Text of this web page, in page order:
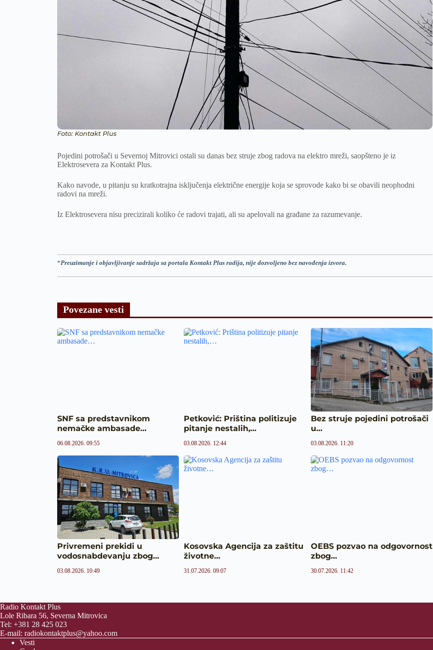
Foto: Kontakt Plus
Pojedini potrošači u Severnoj Mitrovici ostali su danas bez struje zbog radova na elektro mreži, saopšteno je iz
Elektrosevera za Kontakt Plus.
Kako navode, u pitanju su kratkotrajna isključenja električne energije koja se sprovode kako bi se obavili neophodni
radovi na mreži.
Iz Elektrosevera nisu precizirali koliko će radovi trajati, ali su apelovali na građane za razumevanje.
*Preuzimanje i objavljivanje sadržaja sa portala Kontakt Plus radija, nije dozvoljeno bez navođenja izvora.
Povezane vesti
SNF sa predstavnikom
nemačke ambasade…
06.08.2026. 09:55
Petković: Priština politizuje
pitanje nestalih,…
03.08.2026. 12:44
Bez struje pojedini potrošači
u…
03.08.2026. 11:20
Privremeni prekidi u
vodosnabdevanju zbog…
03.08.2026. 10:49
Kosovska Agencija za zaštitu
životne…
31.07.2026. 09:07
OEBS pozvao na odgovornost
zbog…
30.07.2026. 11:42
Radio Kontakt Plus
Lole Ribara 56, Severna Mitrovica
Tel: +381 28 425 023
E-mail: radiokontaktplus@yahoo.com
Vesti